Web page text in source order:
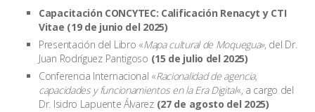
Capacitación CONCYTEC: Calificación Renacyt y CTI
Vitae (19 de junio del 2025)
Presentación del Libro «Mapa cultural de Moquegua», del Dr.
Juan Rodríguez Pantigoso (15 de julio del 2025)
Conferencia Internacional «Racionalidad de agencia,
capacidades y funcionamientos en la Era Digital«, a cargo del
Dr. Isidro Lapuente Álvarez (27 de agosto del 2025)